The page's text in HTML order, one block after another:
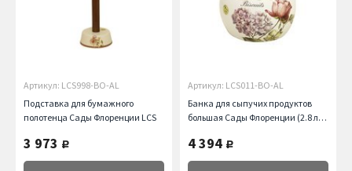
Артикул: LCS998-BO-AL
Подставка для бумажного
полотенца Сады Флоренции LCS
3 973 руб.
Артикул: LCS011-BO-AL
Банка для сыпучих продуктов
большая Сады Флоренции (2.8 л)
4 394 руб.